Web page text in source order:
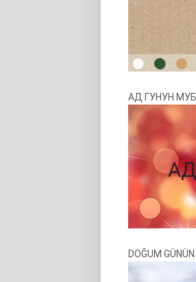
АД ГУНУН
DOĞUM